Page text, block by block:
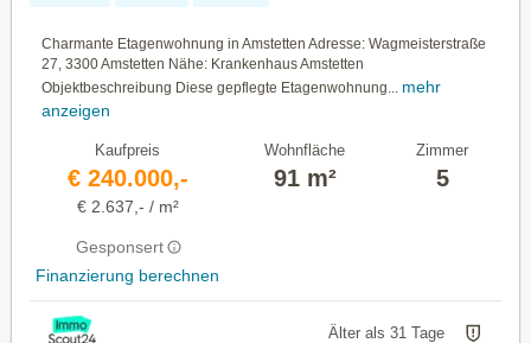
Charmante Etagenwohnung in Amstetten Adresse: Wagmeisterstraße
27, 3300 Amstetten Nähe: Krankenhaus Amstetten
Objektbeschreibung Diese gepflegte Etagenwohnung...
mehr
anzeigen
Kaufpreis
€ 240.000,-
€ 2.637,- / m²
Gesponsert
Finanzierung berechnen
Wohnfläche
91 m²
Zimmer
5
Älter als 31 Tage